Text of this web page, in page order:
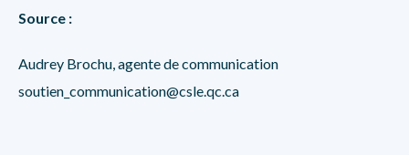
Source :
Audrey Brochu, agente de communication
soutien_communication@csle.qc.ca